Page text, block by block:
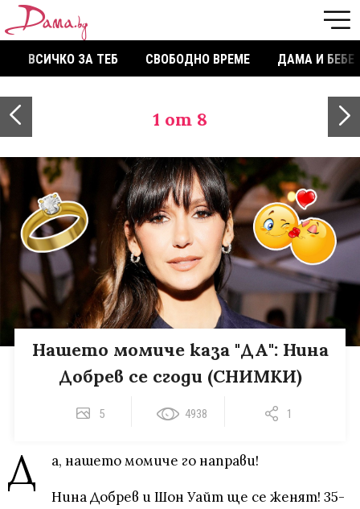
ВСИЧКО ЗА ТЕБ СВОБОДНО ВРЕМЕ ДАМА И БЕБЕ
1 от 8
Нашето момиче каза "ДА": Нина
Добрев се сгоди (СНИМКИ)
5 4938 1
Д а, нашето момиче го направи!
Нина Добрев и Шон Уайт ще се женят! 35-